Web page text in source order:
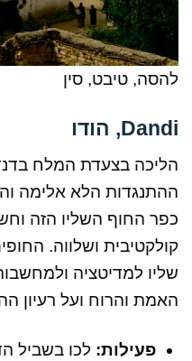
להסה, טיבט, סין
Dandi, הודו
הליכה בצעדת המלח
ההתנגדות הלא אלימה
כפר החוף השליו הזה
קולקטיבית ושלווה.
שליו למדיטציה
האמת והרוח ועל רעיון
פעילות: לכו בשביל